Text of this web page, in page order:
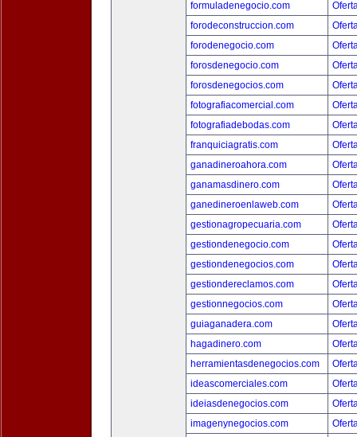
formuladenegocio.com
forodeconstruccion.com
forodenegocio.com
forosdenegocio.com
forosdenegocios.com
fotografiacomercial.com
fotografiadebodas.com
franquiciagratis.com
ganadineroahora.com
ganamasdinero.com
ganedineroenlaweb.com
gestionagropecuaria.com
gestiondenegocio.com
gestiondenegocios.com
gestiondereclamos.com
gestionnegocios.com
guiaganadera.com
hagadinero.com
herramientasdenegocios.com
ideascomerciales.com
ideiasdenegocios.com
imagenynegocios.com